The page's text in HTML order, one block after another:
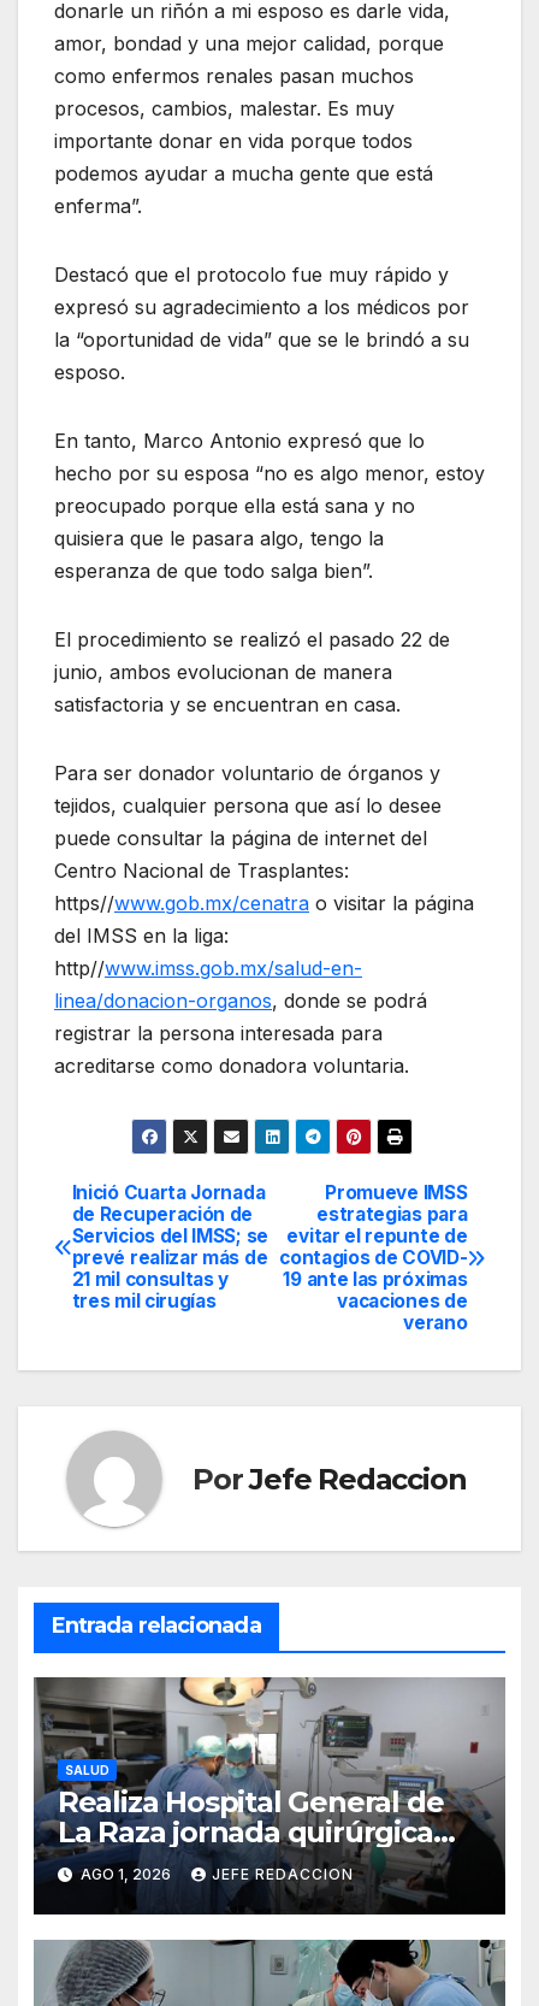
donarle un riñón a mi esposo es darle vida,
amor, bondad y una mejor calidad, porque
como enfermos renales pasan muchos
procesos, cambios, malestar. Es muy
importante donar en vida porque todos
podemos ayudar a mucha gente que está
enferma”.
Destacó que el protocolo fue muy rápido y
expresó su agradecimiento a los médicos por
la “oportunidad de vida” que se le brindó a su
esposo.
En tanto, Marco Antonio expresó que lo
hecho por su esposa “no es algo menor, estoy
preocupado porque ella está sana y no
quisiera que le pasara algo, tengo la
esperanza de que todo salga bien”.
El procedimiento se realizó el pasado 22 de
junio, ambos evolucionan de manera
satisfactoria y se encuentran en casa.
Para ser donador voluntario de órganos y
tejidos, cualquier persona que así lo desee
puede consultar la página de internet del
Centro Nacional de Trasplantes:
https//www.gob.mx/cenatra o visitar la página
del IMSS en la liga:
http//www.imss.gob.mx/salud-en-
linea/donacion-organos, donde se podrá
registrar la persona interesada para
acreditarse como donadora voluntaria.
Navegación
de
entradas
Promueve IMSS
estrategias para
evitar el repunte de
contagios de COVID-
19 ante las próximas
vacaciones de
verano
Inició Cuarta Jornada
de Recuperación de
Servicios del IMSS; se
prevé realizar más de
21 mil consultas y
tres mil cirugías
PorJefe Redaccion
Entrada relacionada
SALUD
Realiza Hospital General de
La Raza jornada quirúrgica
que transforma la vida de 10
menores con labio y paladar
hendido
AGO 1, 2026 JEFE REDACCION